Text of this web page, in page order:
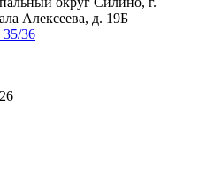
Алексеева, д. 19Б
35/36